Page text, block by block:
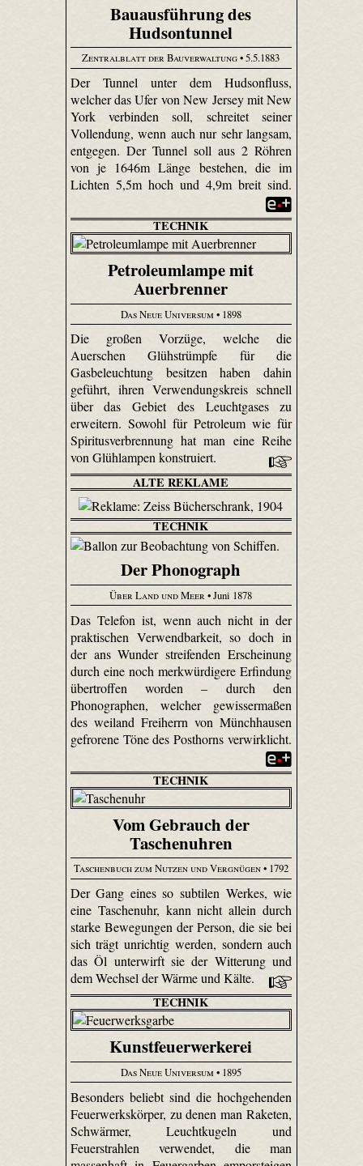
Bauausführung des
Hudsontunnel
Zentralblatt der Bauverwaltung• 5.5.1883
Der Tunnel unter dem Hudsonfluss,
welcher das Ufer von New Jersey mit New
York verbinden soll, schreitet seiner
Vollendung, wenn auch nur sehr langsam,
entgegen. Der Tunnel soll aus 2 Röhren
von je 1646m Länge bestehen, die im
Lichten 5,5m hoch und 4,9m breit sind.
TECHNIK
Petroleumlampe mit
Auerbrenner
Das Neue Universum • 1898
Die großen Vorzüge, welche die
Auerschen Glühstrümpfe für die
Gasbeleuchtung besitzen haben dahin
geführt, ihren Verwendungskreis schnell
über das Gebiet des Leuchtgases zu
erweitern. Sowohl für Petroleum wie für
Spiritusverbrennung hat man eine Reihe
von Glühlampen konstruiert.
ALTE REKLAME
TECHNIK
Der Phonograph
Über Land und Meer• Juni 1878
Das Telefon ist, wenn auch nicht in der
praktischen Verwendbarkeit, so doch in
der ans Wunder streifenden Erscheinung
durch eine noch merkwürdigere Erfindung
übertroffen worden – durch den
Phonographen, welcher gewissermaßen
des weiland Freiherrn von Münchhausen
gefrorene Töne des Posthorns verwirklicht.
TECHNIK
Vom Gebrauch der
Taschenuhren
Taschenbuch zum Nutzen und Vergnügen• 1792
Der Gang eines so subtilen Werkes, wie
eine Taschenuhr, kann nicht allein durch
starke Bewegungen der Person, die sie bei
sich trägt unrichtig werden, sondern auch
das Öl unterwirft sie der Witterung und
dem Wechsel der Wärme und Kälte.
TECHNIK
Kunstfeuerwerkerei
Das Neue Universum • 1895
Besonders beliebt sind die hochgehenden
Feuerwerkskörper, zu denen man Raketen,
Schwärmer, Leuchtkugeln und
Feuerstrahlen verwendet, die man